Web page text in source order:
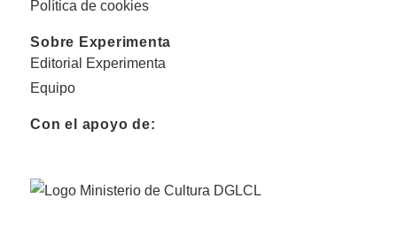
Política de cookies
Sobre Experimenta
Editorial Experimenta
Equipo
Con el apoyo de: